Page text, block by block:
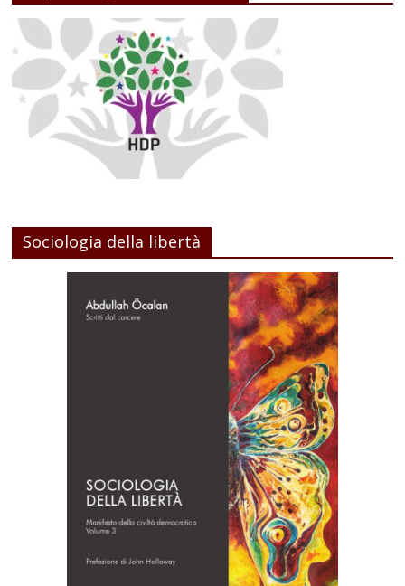
Sociologia della libertà